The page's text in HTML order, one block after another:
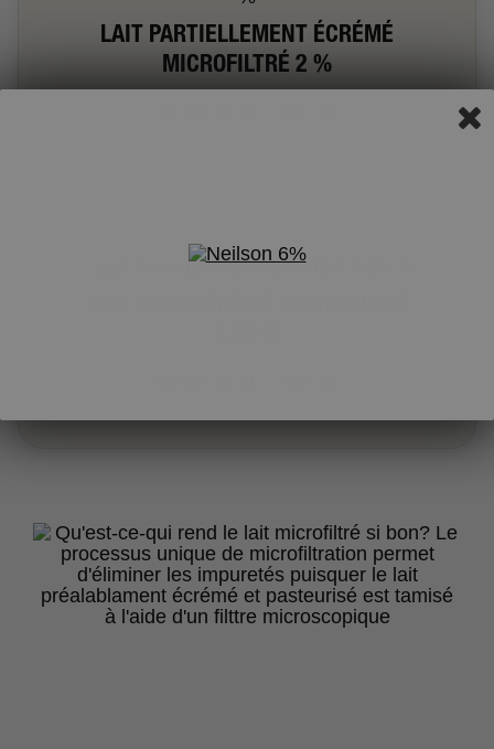
LAIT PARTIELLEMENT ÉCRÉMÉ
MICROFILTRÉ 2 %